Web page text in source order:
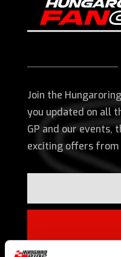
Join the
you updated on all
GP and our events,
exciting offers from